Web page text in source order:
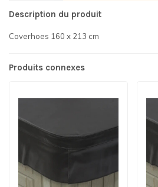
Description du produit
Coverhoes 160 x 213 cm
Produits connexes